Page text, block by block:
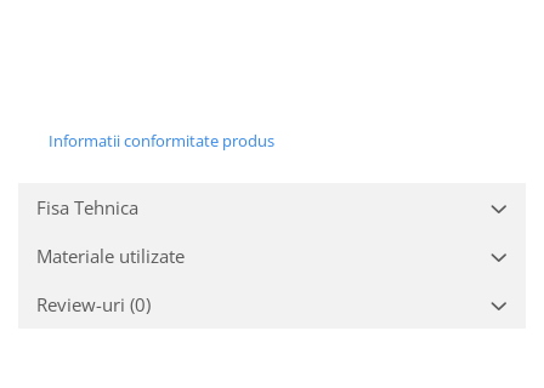
Informatii conformitate produs
Fisa Tehnica
Materiale utilizate
Review-uri (0)